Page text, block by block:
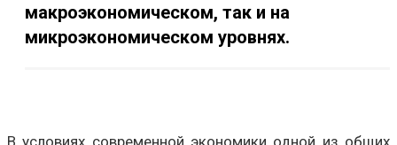
макроэкономическом, так и на
микроэкономическом уровнях.
В условиях современной экономики одной из общих